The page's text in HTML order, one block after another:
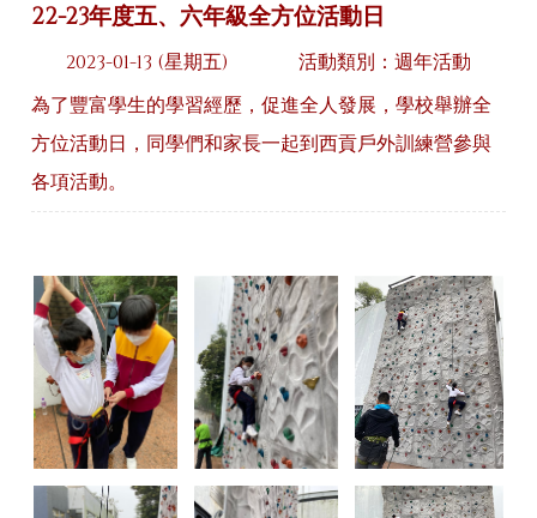
22-23年度五、六年級全方位活動日
2023-01-13 (星期五)
活動類別：週年活動
為了豐富學生的學習經歷，促進全人發展，學校舉辦全
方位活動日，同學們和家長一起到西貢戶外訓練營參與
各項活動。